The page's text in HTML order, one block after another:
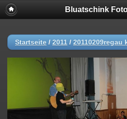
Bluatschink
Startseite / 2011 / 20110209regau